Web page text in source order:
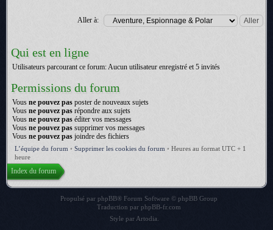
Aller à:
Qui est en ligne
Utilisateurs parcourant ce forum: Aucun utilisateur enregistré et 5 invités
Permissions du forum
Vous ne pouvez pas poster de nouveaux sujets
Vous ne pouvez pas répondre aux sujets
Vous ne pouvez pas éditer vos messages
Vous ne pouvez pas supprimer vos messages
Vous ne pouvez pas joindre des fichiers
L’équipe du forum • Supprimer les cookies du forum • Heures au format UTC + 1
heure
Index du forum
Propulsé par phpBB® Forum Software © phpBB Group
Traduction par phpBB-fr.com
Style par Artodia